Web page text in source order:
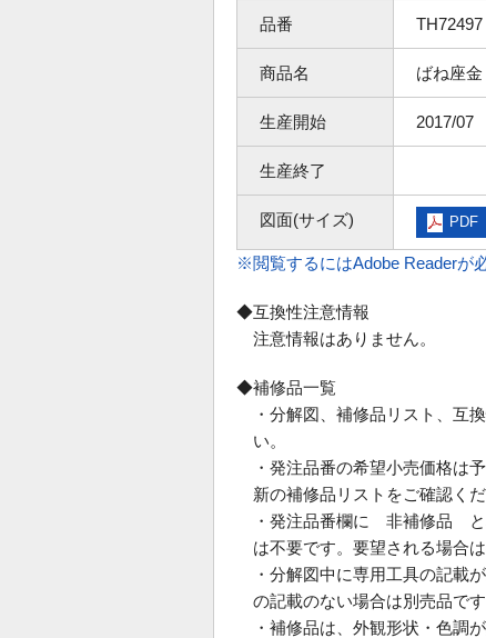
品番 TH72497
商品名 ばね座金
生産開始 2017/07
生産終了
図面(サイズ) PDF
※閲覧するにはAdobe Readerが
◆互換性注意情報
注意情報はありません。
◆補修品一覧
・分解図、補修品リスト、互
い。
・発注品番の希望小売価格は
新の補修品リストをご確認くだ
・発注品番欄に 非補修品 と
は不要です。要望される場合
・分解図中に専用工具の記載
の記載のない場合は別売品です
・補修品は、外観形状・色調